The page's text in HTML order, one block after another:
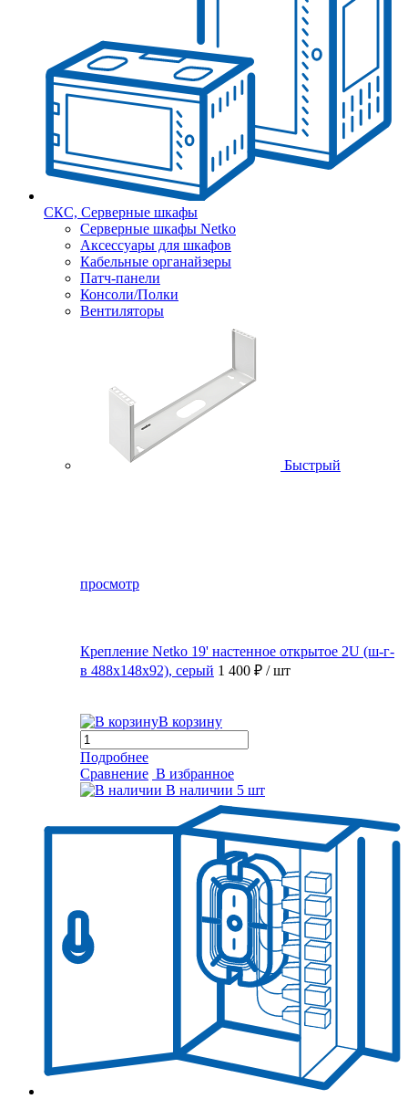
СКС, Серверные шкафы
Серверные шкафы Netko
Аксессуары для шкафов
Кабельные органайзеры
Патч-панели
Консоли/Полки
Вентиляторы
Быстрый
просмотр
Крепление Netko 19' настенное открытое 2U (ш-г-
в 488х148х92), серый 1 400 ₽ / шт
В корзину
Подробнее
Сравнение В избранное
В наличии 5 шт